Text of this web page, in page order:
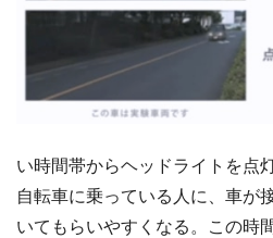
い時間帯からヘッドライトを点
自転車に乗っている人に、車が
いてもらいやすくなる。この時